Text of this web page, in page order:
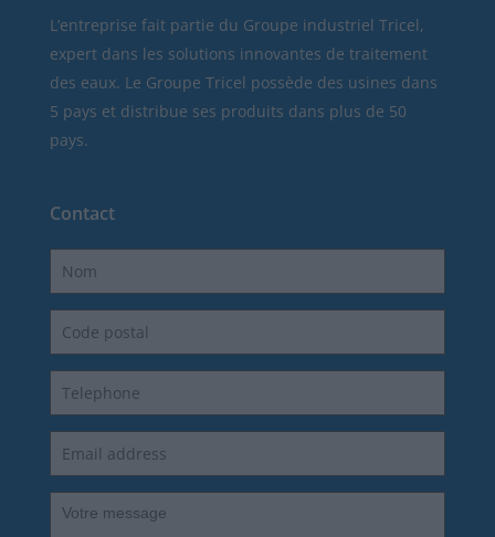
L’entreprise fait partie du Groupe industriel Tricel,
expert dans les solutions innovantes de traitement
des eaux. Le Groupe Tricel possède des usines dans
5 pays et distribue ses produits dans plus de 50
pays.
Contact